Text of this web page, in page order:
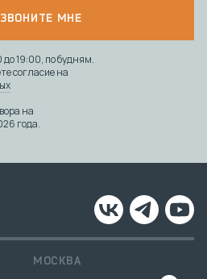
МНЕ
19:00, по будням.
согласие на
на
года.
МОСКВА